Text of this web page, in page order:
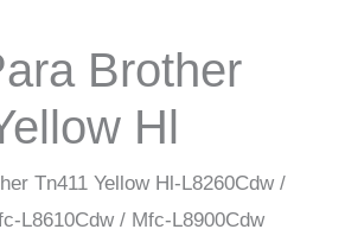
Brother
Hl
Tn411 Yellow Hl-L8260Cdw /
L8610Cdw / Mfc-L8900Cdw